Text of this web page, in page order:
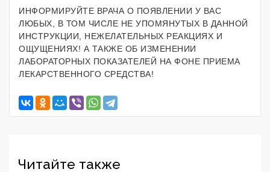
ИНФОРМИРУЙТЕ ВРАЧА О ПОЯВЛЕНИИ У ВАС
ЛЮБЫХ, В ТОМ ЧИСЛЕ НЕ УПОМЯНУТЫХ В ДАННОЙ
ИНСТРУКЦИИ, НЕЖЕЛАТЕЛЬНЫХ РЕАКЦИЯХ И
ОЩУЩЕНИЯХ! А ТАКЖЕ ОБ ИЗМЕНЕНИИ
ЛАБОРАТОРНЫХ ПОКАЗАТЕЛЕЙ НА ФОНЕ ПРИЕМА
ЛЕКАРСТВЕННОГО СРЕДСТВА!
Читайте также